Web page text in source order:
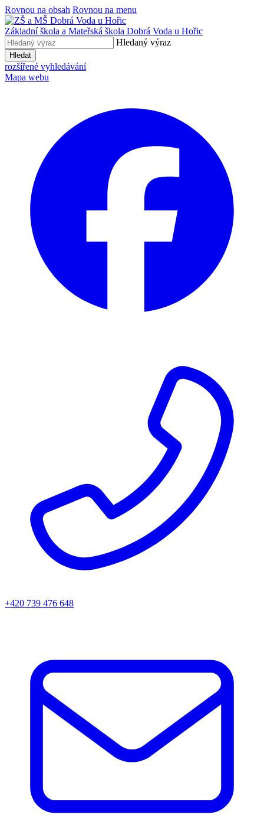
Rovnou na obsah Rovnou na menu
Základní škola a Mateřská škola Dobrá Voda u Hořic
Hledaný výraz
Hledat
rozšířené vyhledávání
Mapa webu
+420 739 476 648